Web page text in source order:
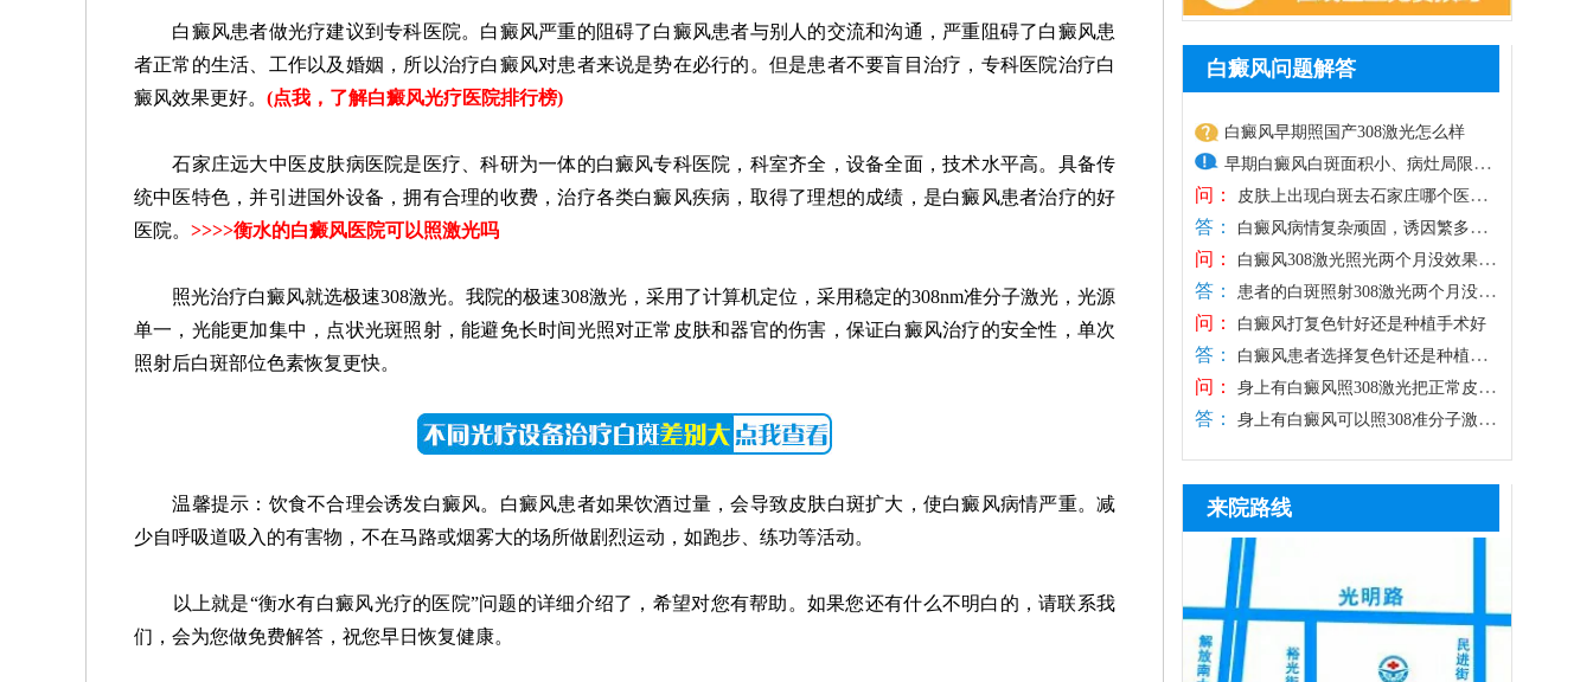
白癜风患者做光疗建议到专科医院。白癜风严重的阻碍了白癜风患者与别人的交流和沟通，严重阻碍了白癜风患
者正常的生活、工作以及婚姻，所以治疗白癜风对患者来说是势在必行的。但是患者不要盲目治疗，专科医院治疗白
癜风效果更好。 (点我，了解白癜风光疗医院排行榜)
石家庄远大中医皮肤病医院是医疗、科研为一体的白癜风专科医院，科室齐全，设备全面，技术水平高。具备传
统中医特色，并引进国外设备，拥有合理的收费，治疗各类白癜风疾病，取得了理想的成绩，是白癜风患者治疗的好
医院。 >>>>衡水的白癜风医院可以照激光吗
照光治疗白癜风就选极速308激光。我院的极速308激光，采用了计算机定位，采用稳定的308nm准分子激光，光源
单一，光能更加集中，点状光斑照射，能避免长时间光照对正常皮肤和器官的伤害，保证白癜风治疗的安全性，单次
照射后白斑部位色素恢复更快。
温馨提示：饮食不合理会诱发白癜风。白癜风患者如果饮酒过量，会导致皮肤白斑扩大，使白癜风病情严重。减
少自呼吸道吸入的有害物，不在马路或烟雾大的场所做剧烈运动，如跑步、练功等活动。
以上就是“衡水有白癜风光疗的医院”问题的详细介绍了，希望对您有帮助。如果您还有什么不明白的，请联系我
们，会为您做免费解答，祝您早日恢复健康。
白癜风问题解答
白癜风早期照国产308激光怎么样
早期白癜风白斑面积小、病灶局限，
皮肤损伤较轻，光疗是优选治疗方
式，国产308激光照射光斑面积通常偏
大，更适合大面积白斑治疗，相较之
下，进口308激光靶向性强、光源稳
定，可直接作用于患处，不损伤周边
健康肌肤，兼具安全性与高效性，能
快速激活黑色素细胞，更适配早期白
癜风的治疗需求。患者进行308激光治
量，坚持
问：
治好
答：
若是随意前往小诊所、普通门诊医治，极
易因误诊误治、千人一方的方法造成白斑
扩散，白白浪费时间与医药费，确诊白斑
一定要选择正规医院诊治。石家庄远大深
耕白癜风诊疗多年，专注白癜风专项治
疗，坚持先查后治原则，依托伍德灯、三
素脱失程度、白斑分期与发病诱因，再结
合患
问：
怎么办
答：
果跟多种因素有关，如：照射剂量、日常
护理、治疗依从性等，需结合患者的情况
具体分析。此外，白癜风属于慢性顽固性
皮肤病，短期治疗难以根治，部分患者间
患者可及时复诊，在医生指导下调整激光
剂量，同时联合中医定向治疗、药物渗透
等辅助方式，深层修复皮损、提升治疗效
问： 白癜风打复色针好还是种植手术好
答：
术，需结合自身病情、病程及皮肤状态综
合判断，复色针通过给药刺激黑色素细胞
黑色素种植手术为手术类治疗手段，仅适
合病情稳定期患者，要求白斑半年以上无
扩散、无新发皮损，该方法通过提取自身
健康黑色素细胞移植至白斑部位，复色速
度快、色素均匀度高，无论选择哪种方式
问：
照黑还能恢复吗
答：
着时间推移，做好护理措施，基本可逐步
恢复正常肤色。患者照光治白癜风还需确
定合适的频率，持之以恒，累积疗效，助
力病情稳步好转。照光期间需要定期复
查，评估疗效，分析病情变化特征，适当
的对治疗方案进行调整，使治疗持续贴合
病情，循序渐进消灭白斑。
来院路线